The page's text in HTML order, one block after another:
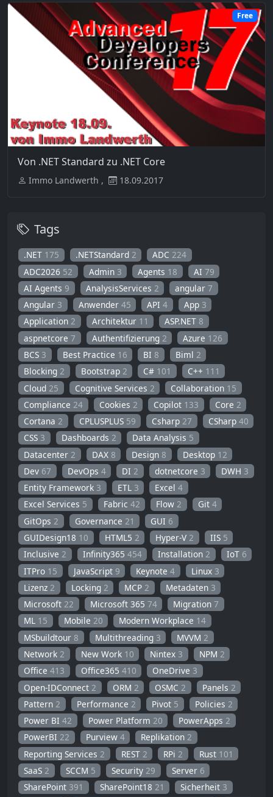
Free
Von .NET Standard zu .NET Core
Immo Landwerth , 18.09.2017
Tags
.NET 175 .NETStandard 2 ADC224
ADC2026 52 Admin 3 Agents 18 AI 79
AI Agents 9 AnalysisServices 2 angular7
Angular 3 Anwender 45 API4 App 3
Application2 Architektur 11 ASP.NET 8
aspnetcore7 Authentifizierung 2 Azure 126
BCS 3 Best Practice 16 BI 8 Biml 2
Blocking2 Bootstrap 2 C# 101 C++ 111
Cloud 25 Cognitive Services 2 Collaboration 15
Compliance 24 Cookies 2 Copilot 133 Core 2
Cortana2 CPLUSPLUS 59 Csharp27 CSharp 40
CSS 3 Dashboards 2 Data Analysis 5
Datacenter 2 DAX 8 Design 8 Desktop 12
Dev 67 DevOps 4 DI2 dotnetcore 3 DWH 3
Entity Framework 3 ETL 3 Excel4
Excel Services 5 Fabric 42 Flow2 Git 4
GitOps 2 Governance 21 GUI 6
GUIDesign18 10 HTML5 2 Hyper-V2 IIS 5
Inclusive2 Infinity365 454 Installation2 IoT 6
ITPro 15 JavaScript 9 Keynote4 Linux 3
Lizenz2 Locking 2 MCP2 Metadaten 3
Microsoft22 Microsoft 365 74 Migration7
ML 15 Mobile 20 Modern Workplace 14
MSbuildtour 8 Multithreading 3 MVVM 2
Network2 New Work 10 Nintex 3 NPM 2
Office413 Office365 410 OneDrive 3
Open-IDConnect 2 ORM 2 OSMC 2 Panels 2
Pattern2 Performance 2 Pivot 5 Policies 2
Power BI42 Power Platform 20 PowerApps2
PowerBI22 Purview 4 Replikation2
Reporting Services 2 REST 2 RPi 2 Rust 101
SaaS2 SCCM 5 Security29 Server 6
SharePoint 391 SharePoint18 21 Sicherheit 3